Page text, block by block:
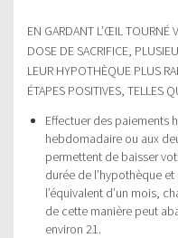
EN GARDANT L’ŒIL TOURNÉ
DOSE DE SACRIFICE,
LEUR HYPOTHÈQUE PLUS
ÉTAPES POSITIVES, TELLES
Effectuer des paiements
hebdomadaire ou aux
permettent de baisser
durée de l’hypothèque
l’équivalent d’un mois,
de cette manière peut
environ 21.